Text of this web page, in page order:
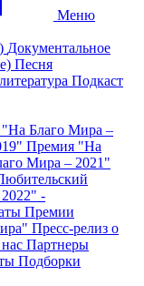
Меню
Документальное
Песня
Подкаст
Благо Мира –
Премия "На
Мира – 2021"
-
Премии
Пресс-релиз о
Партнеры
Подборки